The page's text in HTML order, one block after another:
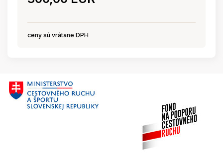
ceny sú vrátane DPH